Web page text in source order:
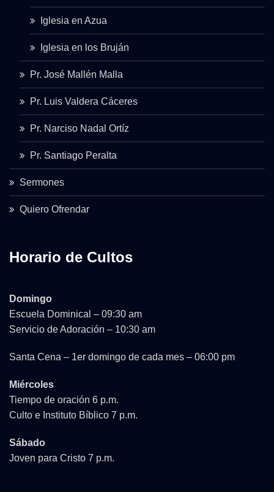
Iglesia en Azua
Iglesia en los Bruján
Pr. José Mallén Malla
Pr. Luis Valdera Cáceres
Pr. Narciso Nadal Ortíz
Pr. Santiago Peralta
Sermones
Quiero Ofrendar
Horario de Cultos
Domingo
Escuela Dominical – 09:30 am
Servicio de Adoración – 10:30 am
Santa Cena – 1er domingo de cada mes – 06:00 pm
Miércoles
Tiempo de oración 6 p.m.
Culto e Instituto Bíblico 7 p.m.
Sábado
Joven para Cristo 7 p.m.